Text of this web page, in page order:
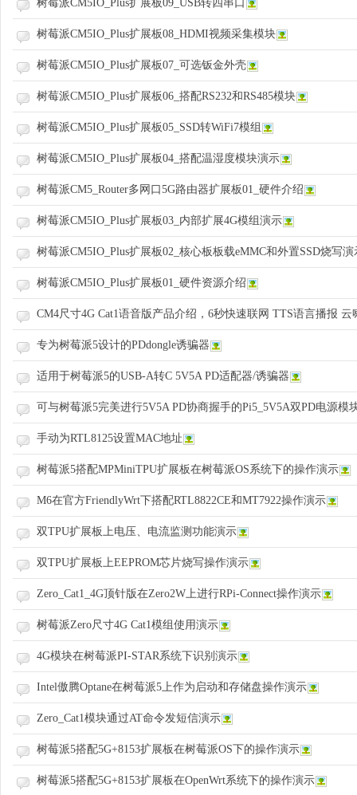
树莓派CM5IO_Plus扩展板09_USB转四串口
树莓派CM5IO_Plus扩展板08_HDMI视频采集模块
树莓派CM5IO_Plus扩展板07_可选钣金外壳
树莓派CM5IO_Plus扩展板06_搭配RS232和RS485模块
树莓派CM5IO_Plus扩展板05_SSD转WiFi7模组
树莓派CM5IO_Plus扩展板04_搭配温湿度模块演示
树莓派CM5_Router多网口5G路由器扩展板01_硬件介绍
树莓派CM5IO_Plus扩展板03_内部扩展4G模组演示
树莓派CM5IO_Plus扩展板02_核心板板载eMMC和外置SSD烧写演
树莓派CM5IO_Plus扩展板01_硬件资源介绍
CM4尺寸4G Cat1语音版产品介绍，6秒快速联网 TTS语言播报 云
专为树莓派5设计的PDdongle诱骗器
适用于树莓派5的USB-A转C 5V5A PD适配器/诱骗器
可与树莓派5完美进行5V5A PD协商握手的Pi5_5V5A双PD电源模
手动为RTL8125设置MAC地址
树莓派5搭配MPMiniTPU扩展板在树莓派OS系统下的操作演示
M6在官方FriendlyWrt下搭配RTL8822CE和MT7922操作演示
双TPU扩展板上电压、电流监测功能演示
双TPU扩展板上EEPROM芯片烧写操作演示
Zero_Cat1_4G顶针版在Zero2W上进行RPi-Connect操作演示
树莓派Zero尺寸4G Cat1模组使用演示
4G模块在树莓派PI-STAR系统下识别演示
Intel傲腾Optane在树莓派5上作为启动和存储盘操作演示
Zero_Cat1模块通过AT命令发短信演示
树莓派5搭配5G+8153扩展板在树莓派OS下的操作演示
树莓派5搭配5G+8153扩展板在OpenWrt系统下的操作演示